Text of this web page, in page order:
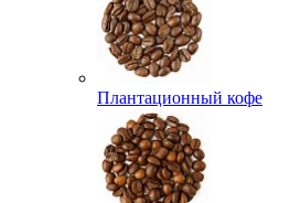
Плантационный кофе